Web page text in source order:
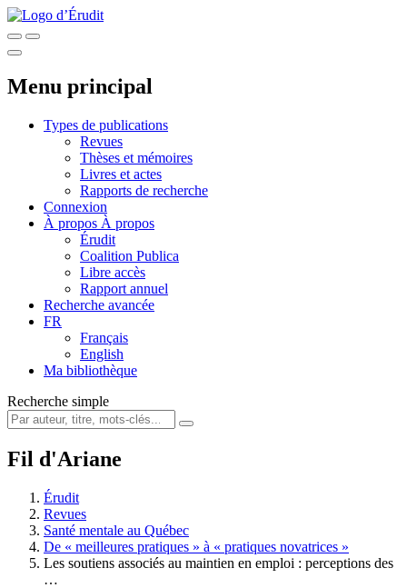
Menu principal
Types de publications
Revues
Thèses et mémoires
Livres et actes
Rapports de recherche
Connexion
À propos À propos
Érudit
Coalition Publica
Libre accès
Rapport annuel
Recherche avancée
FR
Français
English
Ma bibliothèque
Recherche simple
Fil d'Ariane
Érudit
Revues
Santé mentale au Québec
De « meilleures pratiques » à « pratiques novatrices »
Les soutiens associés au maintien en emploi : perceptions des
…